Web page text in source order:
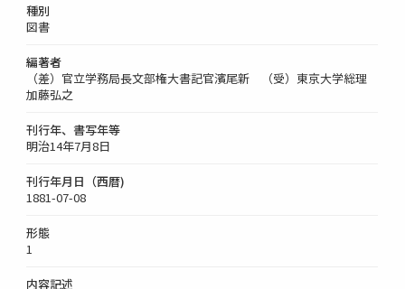
種別
図書
編著者
（差）官立学務局長文部権大書記官濱尾新 （受）東京大学総理
加藤弘之
刊行年、書写年等
明治14年7月8日
刊行年月日（西暦)
1881-07-08
形態
1
内容記述